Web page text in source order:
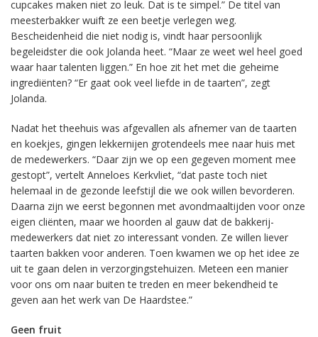
cupcakes maken niet zo leuk. Dat is te simpel.” De titel van
meesterbakker wuift ze een beetje verlegen weg.
Bescheidenheid die niet nodig is, vindt haar persoonlijk
begeleidster die ook Jolanda heet. “Maar ze weet wel heel goed
waar haar talenten liggen.” En hoe zit het met die geheime
ingrediënten? “Er gaat ook veel liefde in de taarten”, zegt
Jolanda.
Nadat het theehuis was afgevallen als afnemer van de taarten
en koekjes, gingen lekkernijen grotendeels mee naar huis met
de medewerkers. “Daar zijn we op een gegeven moment mee
gestopt”, vertelt Anneloes Kerkvliet, “dat paste toch niet
helemaal in de gezonde leefstijl die we ook willen bevorderen.
Daarna zijn we eerst begonnen met avondmaaltijden voor onze
eigen cliënten, maar we hoorden al gauw dat de bakkerij-
medewerkers dat niet zo interessant vonden. Ze willen liever
taarten bakken voor anderen. Toen kwamen we op het idee ze
uit te gaan delen in verzorgingstehuizen. Meteen een manier
voor ons om naar buiten te treden en meer bekendheid te
geven aan het werk van De Haardstee.”
Geen fruit